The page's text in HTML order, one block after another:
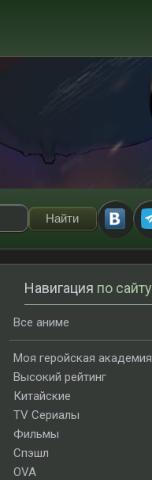
Навигация по сайту
Все аниме
Моя геройская академия
Высокий рейтинг
Китайские
TV Сериалы
Фильмы
Спэшл
OVA